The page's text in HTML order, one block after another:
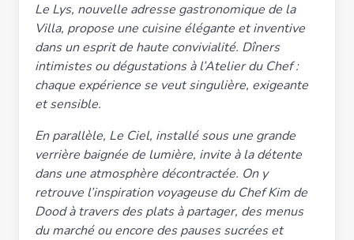
Le Lys, nouvelle adresse gastronomique de la
Villa, propose une cuisine élégante et inventive
dans un esprit de haute convivialité. Dîners
intimistes ou dégustations à l’Atelier du Chef :
chaque expérience se veut singulière, exigeante
et sensible.
En parallèle, Le Ciel, installé sous une grande
verrière baignée de lumière, invite à la détente
dans une atmosphère décontractée. On y
retrouve l’inspiration voyageuse du Chef Kim de
Dood à travers des plats à partager, des menus
du marché ou encore des pauses sucrées et